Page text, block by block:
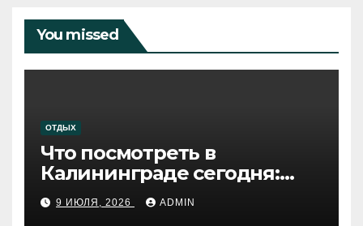
You missed
ОТДЫХ
Что посмотреть в
Калининграде сегодня:
путеводитель по самому
западному городу России
9 ИЮЛЯ, 2026 ADMIN